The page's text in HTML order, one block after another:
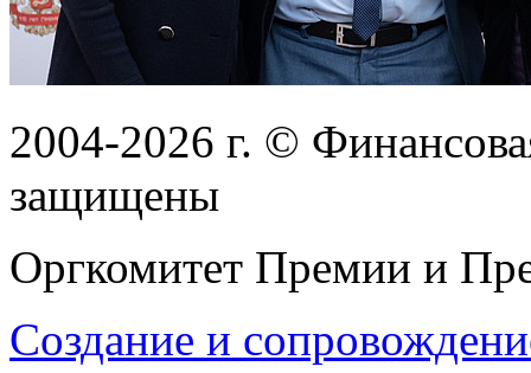
2004-2026 г. ©
защищены
Оргкомитет Премии и
Создание и